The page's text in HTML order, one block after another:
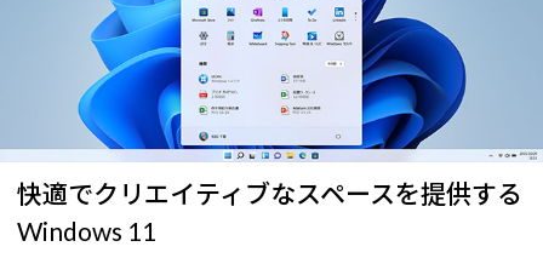
快適でクリエイティブなスペースを提供する
Windows 11